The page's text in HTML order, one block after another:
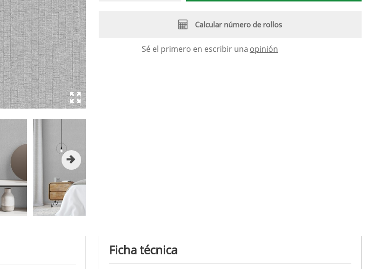
Calcular número de rollos
Sé el primero en escribir una opinión
Ficha técnica